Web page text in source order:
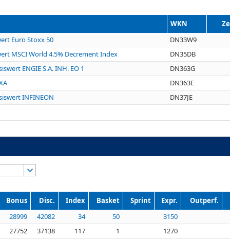
WKN
Euro Stoxx 50
DN33W9
MSCI World 4.5% Decrement Index
DN35DB
ENGIE S.A. INH. EO 1
DN363G
DN363E
INFINEON
DN37JE
Bonus Disc. Index Basket Sprint Expr.
Outperf.
28999
42082 34 50
3150
27752
37138 117 1
1270